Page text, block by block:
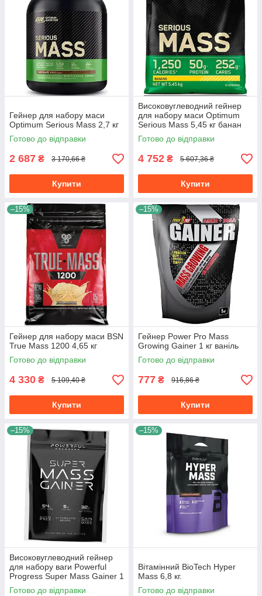
Гейнер для набору маси
Optimum Serious Mass 2,7 кг
Готово до відправки
2 687 ₴ 3 170,66 ₴
Купити
Високовуглеводний гейнер
для набору маси Optimum
Serious Mass 5,45 кг банан
Готово до відправки
4 752 ₴ 5 607,36 ₴
Купити
–15%
Гейнер для набору маси BSN
True Mass 1200 4,65 кг
Готово до відправки
4 330 ₴ 5 109,40 ₴
Купити
–15%
Гейнер Power Pro Mass
Growing Gainer 1 кг ваніль
Готово до відправки
777 ₴ 916,86 ₴
Купити
–15%
Високовуглеводний гейнер
для набору ваги Powerful
Progress Super Mass Gainer 1
кг
Готово до відправки
–15%
Вітамінний BioTech Hyper
Mass 6,8 кг.
Готово до відправки